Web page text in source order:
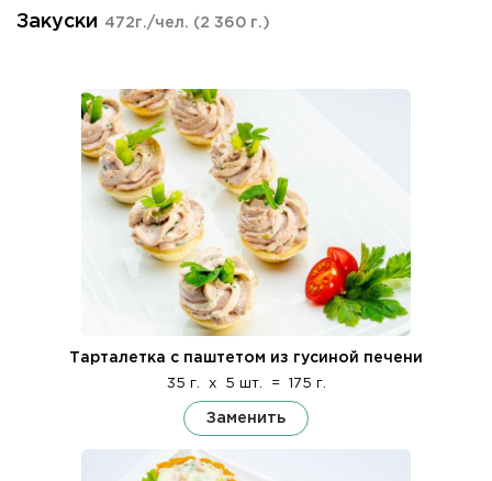
Закуски 472г./чел. (2 360 г.)
Тарталетка с паштетом из гусиной печени
35 г. x 5 шт. = 175 г.
Заменить